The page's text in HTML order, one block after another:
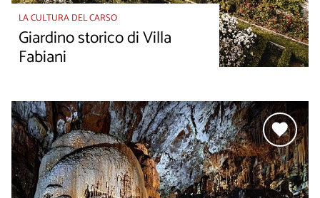
LA CULTURA DEL CARSO
Giardino storico di Villa
Fabiani